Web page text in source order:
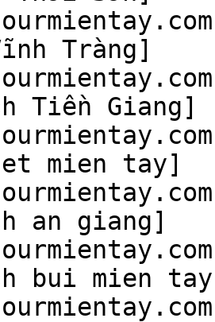
Tràng]
Tiền Giang]
mien tay]
an giang]
bui mien